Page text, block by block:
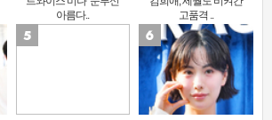
아름다..
고품격 ..